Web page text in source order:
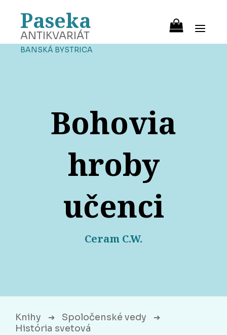
Paseka
ANTIKVARIÁT
BANSKÁ BYSTRICA
Bohovia
hroby
učenci
Ceram C.W.
Knihy ➔ Spoločenské vedy ➔
História svetová